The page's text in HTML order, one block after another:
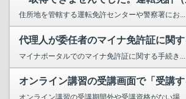
住所地を管轄する運転免許センターや警察署にお...
マイナポータルでのマイナ免許証に関する手続き...
オンライン講習の受講期間外や受講資格がない場...